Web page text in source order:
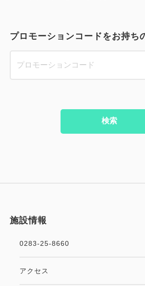
プロモーションコードをお持ち
検索
施設情報
0283-25-8660
アクセス